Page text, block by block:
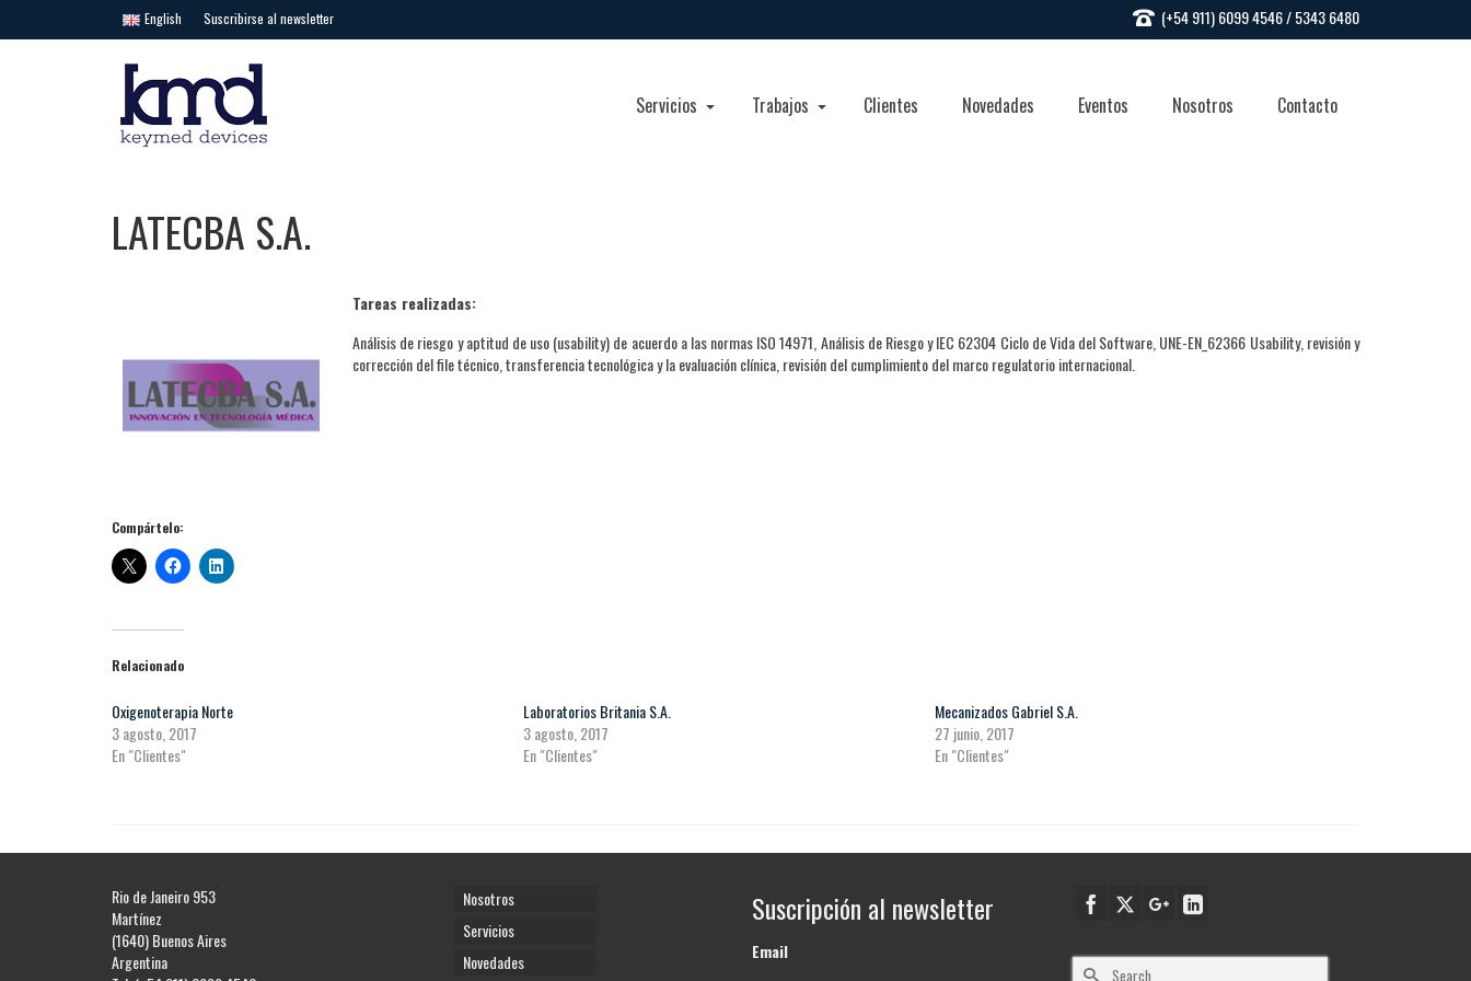
English Suscribirse al newsletter (+54 911) 6099 4546 / 5343 6480
Servicios Trabajos Clientes Novedades Eventos Nosotros Contacto
LATECBA S.A.
Tareas realizadas:
Análisis de riesgo y aptitud de uso (usability) de acuerdo a las normas ISO 14971, Análisis de Riesgo y IEC 62304 Ciclo de Vida del Software, UNE-EN_62366 Usability, revisión y
corrección del file técnico, transferencia tecnológica y la evaluación clínica, revisión del cumplimiento del marco regulatorio internacional.
Compártelo:
Relacionado
Oxigenoterapia Norte
3 agosto, 2017
En "Clientes"
Laboratorios Britania S.A.
3 agosto, 2017
En "Clientes"
Mecanizados Gabriel S.A.
27 junio, 2017
En "Clientes"
Rio de Janeiro 953
Martínez
(1640) Buenos Aires
Argentina
Nosotros
Servicios
Novedades
Suscripción al newsletter
Email
Search